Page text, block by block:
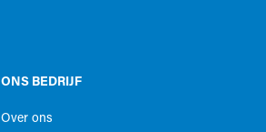
ONS BEDRIJF
Over ons